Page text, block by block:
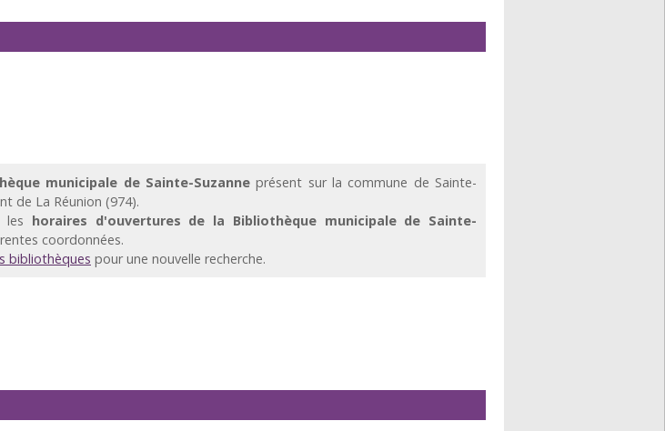
municipale de Sainte-Suzanneprésent sur la commune de Sainte-
de La Réunion (974).
les horaires d'ouvertures de la Bibliothèque municipale de Sainte-
coordonnées.
bibliothèques pour une nouvelle recherche.